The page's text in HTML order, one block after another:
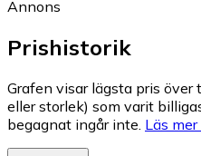
Annons
Prishistorik
Grafen visar lägsta pris
eller storlek) som varit
begagnat ingår inte. Läs